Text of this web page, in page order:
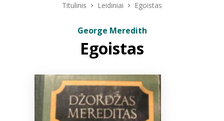
Naujienos
Bibliotekoms
Titulinis Leidiniai Egoistas
George Meredith
Egoistas